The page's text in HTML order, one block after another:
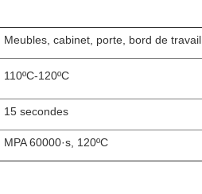
Meubles, cabinet, porte, bord de
110ºC-120ºC
15 secondes
MPA 60000·s, 120ºC